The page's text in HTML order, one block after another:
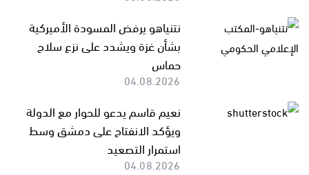
نتنياهو يرفض المسودة الأميركية
بشأن غزة ويشدد على نزع سلاح
حماس
04.08.2026
نعيم قاسم يدعو للحوار مع الدولة
ويؤكد الانفتاح على دمشق وسط
استمرار التصعيد
04.08.2026